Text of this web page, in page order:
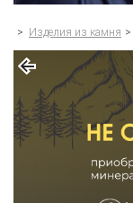
> Изделия из камня >